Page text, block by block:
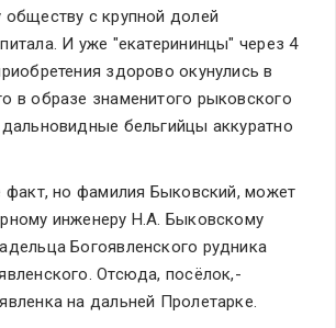
обществу с крупной долей
И уже "екатерининцы" через 4
здорово окунулись в
в образе знаменитого рыковского
бельгийцы аккуратно
но фамилия Быковский, может
инженеру Н.А. Быковскому
Богоявленского рудника
Отсюда, посёлок,-
на дальней Пролетарке.